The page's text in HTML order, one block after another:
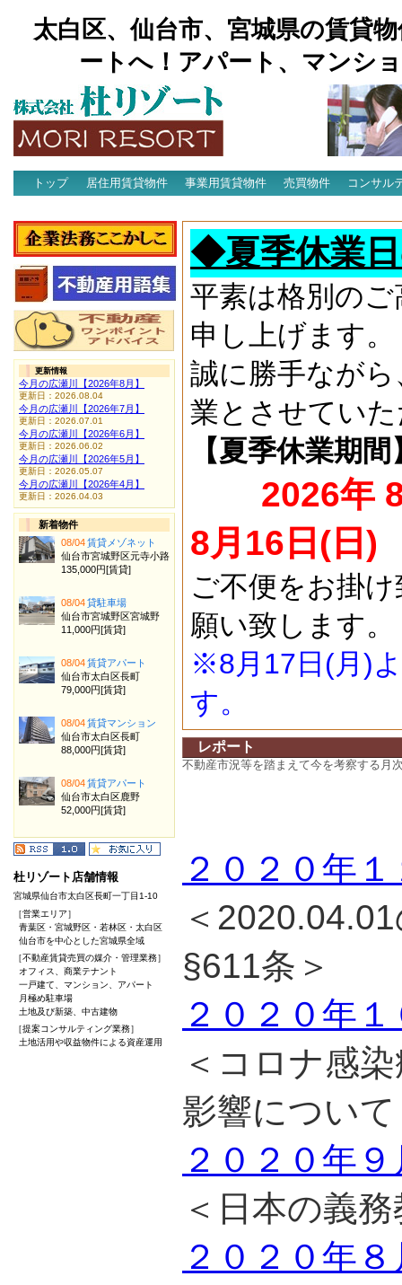
太白区、仙台市、宮城県の賃貸
ートへ！アパート、マンシ
トップ 居住用賃貸物件 事業用賃貸物件 売買物件
コンサル
◆夏季休業
平素は格別の
申し上げます。
誠に勝手なが
業とさせてい
【夏季休業期間
2026年
8月16日(日)
ご不便をお掛
願い致します。
※8月17日(月)
す。
レポート
不動産市況等を踏まえて今を考察する月
２０２０年
＜
§611条＞
２０２０年
＜コロナ感
影響につい
２０２０年
＜日本の義
２０２０年
更新情報
今月の広瀬川【2026年8月】
更新日：2026.08.04
今月の広瀬川【2026年7月】
更新日：2026.07.01
今月の広瀬川【2026年6月】
更新日：2026.06.02
今月の広瀬川【2026年5月】
更新日：2026.05.07
今月の広瀬川【2026年4月】
更新日：2026.04.03
新着物件
08/04賃貸メゾネット
仙台市宮城野区元寺小路
135,000円[賃貸]
08/04貸駐車場
仙台市宮城野区宮城野
11,000円[賃貸]
08/04賃貸アパート
仙台市太白区長町
79,000円[賃貸]
08/04賃貸マンション
仙台市太白区長町
88,000円[賃貸]
08/04賃貸アパート
仙台市太白区鹿野
52,000円[賃貸]
杜リゾート店舗情報
宮城県仙台市太白区長町一丁目1-10
［営業エリア］
青葉区・宮城野区・若林区・太白区
仙台市を中心とした宮城県全域
［不動産賃貸売買の媒介・管理業務］
オフィス、商業テナント
一戸建て、マンション、アパート
月極め駐車場
土地及び新築、中古建物
［提案コンサルティング業務］
土地活用や収益物件による資産運用